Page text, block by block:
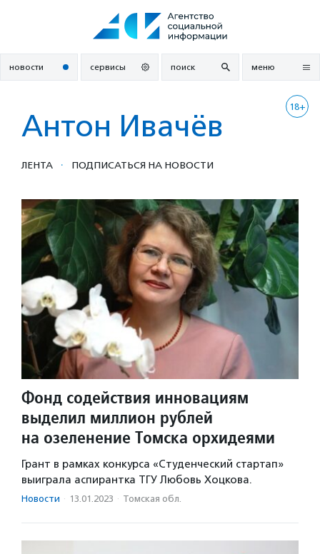
новости сервисы поиск меню
18+
Антон Ивачёв
ЛЕНТА · ПОДПИСАТЬСЯ НА НОВОСТИ
Фонд содействия инновациям
выделил миллион рублей
на озеленение Томска орхидеями
Грант в рамках конкурса «Студенческий стартап»
выиграла аспирантка ТГУ Любовь Хоцкова.
Новости · 13.01.2023 · Томская обл.